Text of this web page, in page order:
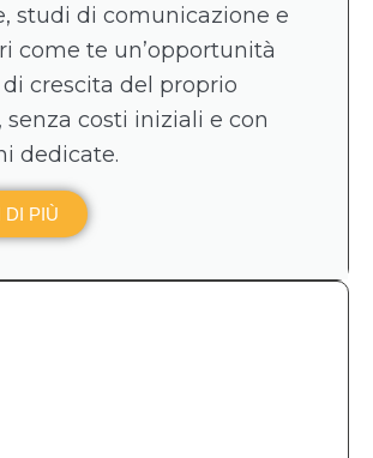
studi di comunicazione e
come te un’opportunità
crescita del proprio
senza costi iniziali e con
dedicate.
DI PIÙ